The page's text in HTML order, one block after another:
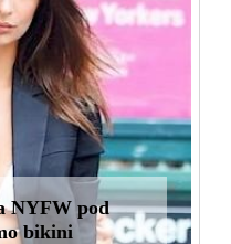
NYFW pod
bikini